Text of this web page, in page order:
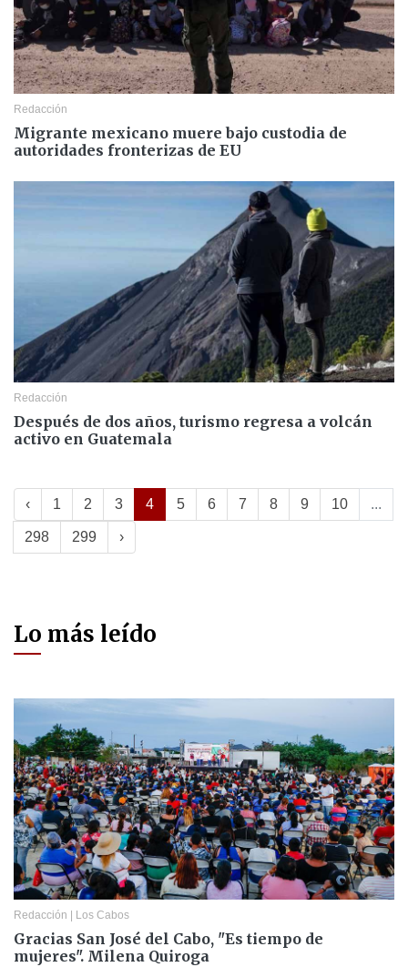
Redacción
Migrante mexicano muere bajo custodia de
autoridades fronterizas de EU
Redacción
Después de dos años, turismo regresa a volcán
activo en Guatemala
‹ 1 2 3 4 5 6 7 8 9 10 ...
298 299 ›
Lo más leído
Redacción Los Cabos
Gracias San José del Cabo, "Es tiempo de
mujeres". Milena Quiroga